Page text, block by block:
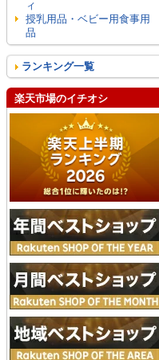
ィ
授乳用品・ベビー用食事用
品
ランキング一覧
楽天市場のイチオシ